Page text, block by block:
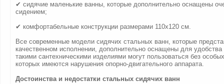
✔ сидячие маленькие ванны, которые дополнительно оснащены
сидением;
✔ комфортабельные конструкции размерами 110х120 см.
Все современные модели сидячих стальных ванн, которые
качественном исполнении, дополнительно оснащены для
такими сантехническими изделиями могут пользоваться без
которых имеются нарушения опорно-двигательного аппарата.
Достоинства и недостатки стальных сидячих ванн